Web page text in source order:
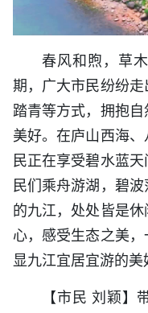
春风和煦，草
期，广大市民纷纷走
踏青等方式，拥抱
美好。在庐山西海
民正在享受碧水蓝
民们乘舟游湖，碧
的九江，处处皆是
心，感受生态之美
显九江宜居宜游的美
【市民 刘颖】